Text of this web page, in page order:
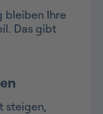
bleiben Ihre
Das gibt
steigen,